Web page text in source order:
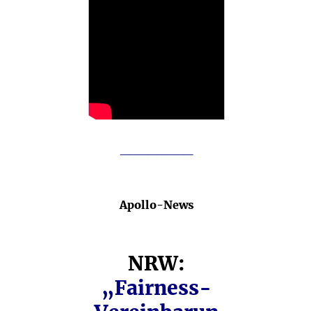
Apollo-News
NRW:
„Fairness-